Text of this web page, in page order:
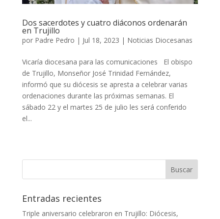
Dos sacerdotes y cuatro diáconos ordenarán
en Trujillo
por Padre Pedro | Jul 18, 2023 | Noticias Diocesanas
Vicaría diocesana para las comunicaciones El obispo
de Trujillo, Monseñor José Trinidad Fernández,
informó que su diócesis se apresta a celebrar varias
ordenaciones durante las próximas semanas. El
sábado 22 y el martes 25 de julio les será conferido
el...
Entradas recientes
Triple aniversario celebraron en Trujillo: Diócesis,